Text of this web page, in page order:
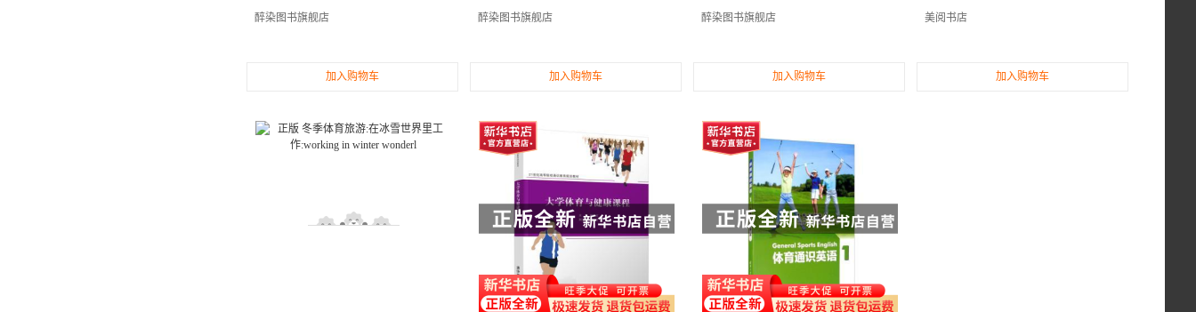
醉染图书旗舰店
加入购物车
醉染图书旗舰店
加入购物车
醉染图书旗舰店
加入购物车
美阅书店
加入购物车